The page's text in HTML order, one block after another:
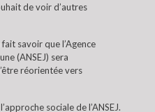
de voir d’autres
savoir que l’Agence
(ANSEJ) sera
réorientée vers
sociale de l’ANSEJ.